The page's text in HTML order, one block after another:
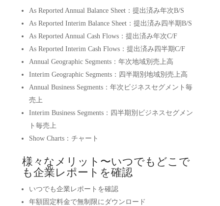
As Reported Annual Balance Sheet：提出済み年次B/S
As Reported Interim Balance Sheet：提出済み四半期B/S
As Reported Annual Cash Flows：提出済み年次C/F
As Reported Interim Cash Flows：提出済み四半期C/F
Annual Geographic Segments：年次地域別売上高
Interim Geographic Segments：四半期別地域別売上高
Annual Business Segments：年次ビジネスセグメント毎
売上
Interim Business Segments：四半期別ビジネスセグメン
ト毎売上
Show Charts：チャート
様々なメリット〜いつでもどこで
も企業レポートを確認
いつでも企業レポートを確認
年額固定料金で無制限にダウンロード